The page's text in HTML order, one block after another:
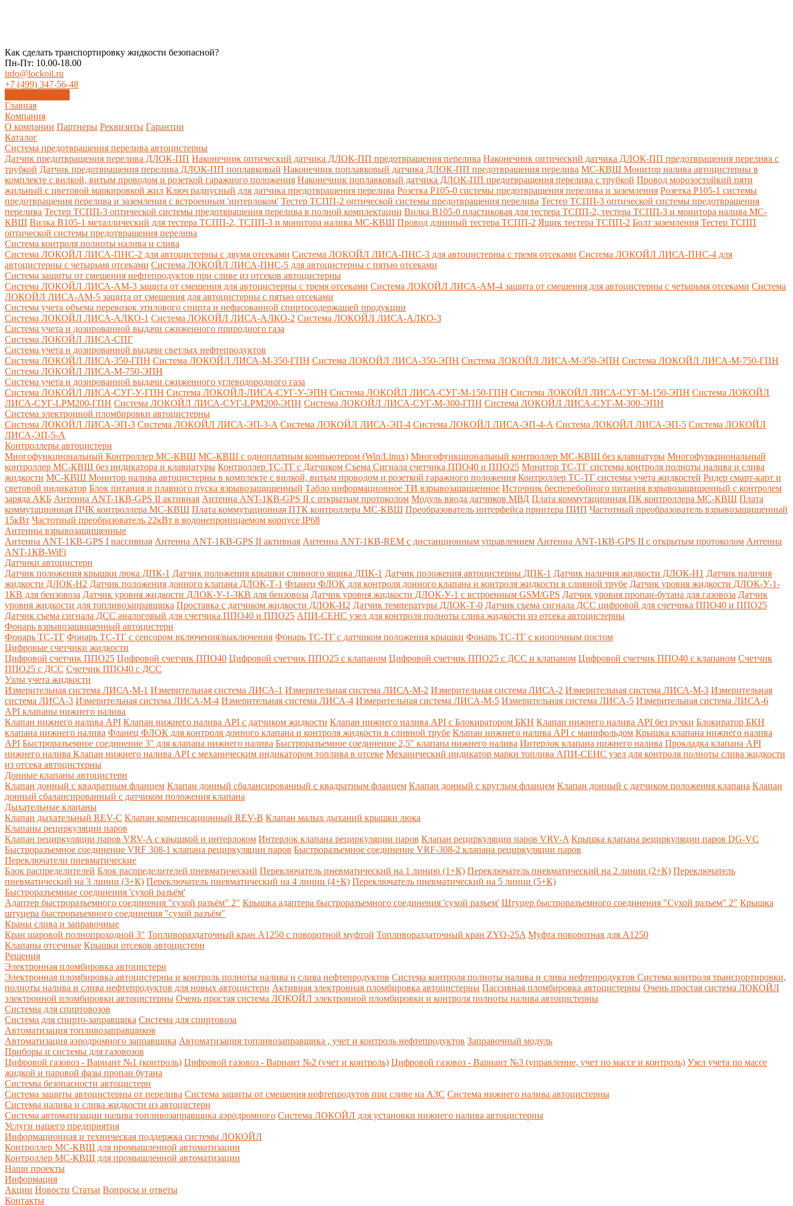
Как сделать транспортировку жидкости безопасной?
Пн-Пт: 10.00-18.00
info@lockoil.ru
+7 (499) 347-56-48
Главная
Компания
О компании Партнеры Реквизиты Гарантии
Каталог
Система предотвращения перелива автоцистерны
Датчик предотвращения перелива ДЛОК-ПП Наконечник оптический датчика ДЛОК-ПП предотвращения перелива Наконечник оптический датчика ДЛОК-ПП предотвращения перелива с
трубкой Датчик предотвращения перелива ДЛОК-ПП поплавковый Наконечник поплавковый датчика ДЛОК-ПП предотвращения перелива МС-КВШ Монитор налива автоцистерны в
комплекте с вилкой, витым проводом и розеткой гаражного положения Наконечник поплавковый датчика ДЛОК-ПП предотвращения перелива с трубкой Провод морозостойкий пяти
жильный с цветовой маркировкой жил Ключ радиусный для датчика предотвращения перелива Розетка Р105-0 системы предотвращения перелива и заземления Розетка Р105-1 системы
предотвращения перелива и заземления с встроенным 'интерлоком' Тестер ТСПП-2 оптической системы предотвращения перелива Тестер ТСПП-3 оптической системы предотвращения
перелива Тестер ТСПП-3 оптической системы предотвращения перелива в полной комплектации Вилка В105-0 пластиковая для тестера ТСПП-2, тестера ТСПП-3 и монитора налива МС-
КВШ Вилка В105-1 металлический для тестера ТСПП-2, ТСПП-3 и монитора налива МС-КВШ Провод длинный тестера ТСПП-2 Ящик тестера ТСПП-2 Болт заземления Тестер ТСПП
оптической системы предотвращения перелива
Cистема контроля полноты налива и слива
Система ЛОКОЙЛ ЛИСА-ПНС-2 для автоцистерны с двумя отсеками Система ЛОКОЙЛ ЛИСА-ПНС-3 для автоцистерны с тремя отсеками Система ЛОКОЙЛ ЛИСА-ПНС-4 для
автоцистерны с четырьмя отсеками Система ЛОКОЙЛ ЛИСА-ПНС-5 для автоцистерны с пятью отсеками
Система защиты от смешения нефтепродуктов при сливе из отсеков автоцистерны
Система ЛОКОЙЛ ЛИСА-AM-3 защита от смешения для автоцистерны с тремя отсеками Система ЛОКОЙЛ ЛИСА-AM-4 защита от смешения для автоцистерны с четырьмя отсеками Система
ЛОКОЙЛ ЛИСА-AM-5 защита от смешения для автоцистерны с пятью отсеками
Система учета объема перевозок этилового спирта и нефасованной спиртосодержащей продукции
Система ЛОКОЙЛ ЛИСА-AЛКО-1 Система ЛОКОЙЛ ЛИСА-АЛКО-2 Система ЛОКОЙЛ ЛИСА-АЛКО-3
Система учета и дозированной выдачи сжиженного природного газа
Система ЛОКОЙЛ ЛИСА-СПГ
Система учета и дозированной выдачи светлых нефтепродуктов
Система ЛОКОЙЛ ЛИСА-350-ГПН Система ЛОКОЙЛ ЛИСА-М-350-ГПН Система ЛОКОЙЛ ЛИСА-350-ЭПН Система ЛОКОЙЛ ЛИСА-М-350-ЭПН Система ЛОКОЙЛ ЛИСА-М-750-ГПН
Система ЛОКОЙЛ ЛИСА-М-750-ЭПН
Система учета и дозированной выдачи сжиженного углеводородного газа
Система ЛОКОЙЛ ЛИСА-СУГ-У-ГПН Система ЛОКОЙЛ-ЛИСА-СУГ-У-ЭПН Система ЛОКОЙЛ ЛИСА-СУГ-М-150-ГПН Система ЛОКОЙЛ ЛИСА-СУГ-М-150-ЭПН Система ЛОКОЙЛ
ЛИСА-СУГ-LPM200-ГПН Система ЛОКОЙЛ ЛИСА-СУГ-LPM200-ЭПН Система ЛОКОЙЛ ЛИСА-СУГ-М-300-ГПН Система ЛОКОЙЛ ЛИСА-СУГ-М-300-ЭПН
Система электронной пломбировки автоцистерны
Система ЛОКОЙЛ ЛИСА-ЭП-3 Система ЛОКОЙЛ ЛИСА-ЭП-3-А Система ЛОКОЙЛ ЛИСА-ЭП-4 Система ЛОКОЙЛ ЛИСА-ЭП-4-А Система ЛОКОЙЛ ЛИСА-ЭП-5 Система ЛОКОЙЛ
ЛИСА-ЭП-5-А
Контроллеры автоцистерн
Многофункциональный Контроллер МС-КВШ МС-КВШ с одноплатным компьютером (Win/Linux) Многофункциональный контроллер МС-КВШ без клавиатуры Многофункциональный
контроллер МС-КВШ без индикатора и клавиатуры Контроллер ТС-ТГ с Датчиком Съема Сигнала счетчика ППО40 и ППО25 Монитор ТС-ТГ системы контроля полноты налива и слива
жидкости МС-КВШ Монитор налива автоцистерны в комплекте с вилкой, витым проводом и розеткой гаражного положения Контроллер ТС-ТГ системы учета жидкостей Ридер смарт-карт и
световой индикатор Блок питания и плавного пуска взрывозащищенный Табло информационное ТИ взрывозащищенное Источник бесперебойного питания взрывозащищенный с контролем
заряда АКБ Антенна ANT-1КВ-GPS II активная Антенна ANT-1КВ-GPS II с открытым протоколом Модуль ввода датчиков МВД Плата коммутационная ПК контроллера МС-КВШ Плата
коммутационная ПЧК контроллера МС-КВШ Плата коммутационная ПТК контроллера МС-КВШ Преобразователь интерфейса принтера ПИП Частотный преобразователь взрывозащищенный
15кВт Частотный преобразователь 22кВт в водонепроницаемом корпусе IP68
Антенны взрывозащищенные
Антенна ANT-1КВ-GPS I пассивная Антенна ANT-1КВ-GPS II активная Антенна ANT-1КВ-REM c дистанционным управлением Антенна ANT-1КВ-GPS II с открытым протоколом Антенна
ANT-1КВ-WiFi
Датчики автоцистерн
Датчик положения крышки люка ДПК-1 Датчик положения крышки сливного ящика ДПК-1 Датчик положения автоцистерны ДПК-1 Датчик наличия жидкости ДЛОК-Н1 Датчик наличия
жидкости ДЛОК-Н2 Датчик положения донного клапана ДЛОК-Т-1 Фланец ФЛОК для контроля донного клапана и контроля жидкости в сливной трубе Датчик уровня жидкости ДЛОК-У-1-
1КВ для бензовоза Датчик уровня жидкости ДЛОК-У-1-3КВ для бензовоза Датчик уровня жидкости ДЛОК-У-1 с встроенным GSM/GPS Датчик уровня пропан-бутана для газовоза Датчик
уровня жидкости для топливозаправщика Проставка с датчиком жидкости ДЛОК-Н2 Датчик температуры ДЛОК-Т-0 Датчик съема сигнала ДСС цифровой для счетчика ППО40 и ППО25
Датчик съема сигнала ДСС аналоговый для счетчика ППО40 и ППО25 АПИ-СЕНС узел для контроля полноты слива жидкости из отсека автоцистерны
Фонарь взрывозащищенный автоцистерн
Фонарь ТС-ТГ Фонарь ТС-ТГ с сенсором включения/выключения Фонарь ТС-ТГ с датчиком положения крышки Фонарь ТС-ТГ с кнопочным постом
Цифровые счетчики жидкости
Цифровой счетчик ППО25 Цифровой счетчик ППО40 Цифровой счетчик ППО25 с клапаном Цифровой счетчик ППО25 с ДСС и клапаном Цифровой счетчик ППО40 с клапаном Счетчик
ППО25 с ДСС Счетчик ППО40 с ДСС
Узлы учета жидкости
Измерительная система ЛИСА-М-1 Измерительная система ЛИСА-1 Измерительная система ЛИСА-М-2 Измерительная система ЛИСА-2 Измерительная система ЛИСА-М-3 Измерительная
система ЛИСА-3 Измерительная система ЛИСА-М-4 Измерительная система ЛИСА-4 Измерительная система ЛИСА-М-5 Измерительная система ЛИСА-5 Измерительная система ЛИСА-6
API клапаны нижнего налива
Клапан нижнего налива API Клапан нижнего налива API с датчиком жидкости Клапан нижнего налива API с Блокиратором БКН Клапан нижнего налива API без ручки Блокиратор БКН
клапана нижнего налива Фланец ФЛОК для контроля донного клапана и контроля жидкости в сливной трубе Клапан нижнего налива API с манифольдом Крышка клапана нижнего налива
API Быстроразъемное соединение 3" для клапана нижнего налива Быстроразъемное соединение 2,5" клапана нижнего налива Интерлок клапана нижнего налива Прокладка клапана API
нижнего налива Клапан нижнего налива API с механическим индикатором топлива в отсеке Механический индикатор марки топлива АПИ-СЕНС узел для контроля полноты слива жидкости
из отсека автоцистерны
Донные клапаны автоцистерн
Клапан донный с квадратным фланцем Клапан донный сбалансированный с квадратным фланцем Клапан донный с круглым фланцем Клапан донный с датчиком положения клапана Клапан
донный сбалансированный с датчиком положения клапана
Дыхательные клапаны
Клапан дыхательный REV-C Клапан компенсационный REV-B Клапан малых дыханий крышки люка
Клапаны рециркуляции паров
Клапан рециркуляции паров VRV-A с крышкой и интерлоком Интерлок клапана рециркуляции паров Клапан рециркуляции паров VRV-A Крышка клапана рециркуляции паров DG-VC
Быстроразъемное соединение VRF 308-1 клапана рециркуляции паров Быстроразъемное соединение VRF-308-2 клапана рециркуляции паров
Переключатели пневматические
Блок распределителей Блок распределителей пневматический Переключатель пневматический на 1 линию (1+К) Переключатель пневматический на 2 линии (2+К) Переключатель
пневматический на 3 линии (3+К) Переключатель пневматический на 4 линии (4+К) Переключатель пневматический на 5 линии (5+К)
Быстроразъемные соединения 'сухой разъём'
Адаптер быстроразъемного соединения "сухой разъём" 2" Крышка адаптера быстроразъемного соединения 'сухой разъем' Штуцер быстроразъемного соединения "Сухой разъем" 2" Крышка
штуцера быстрораъемного соединения "сухой разъём"
Краны слива и заправочные
Кран шаровой полнопроходной 3" Топливораздаточный кран A1250 с поворотной муфтой Топливораздаточный кран ZYQ-25A Муфта поворотная для А1250
Клапаны отсечные Крышки отсеков автоцистерн
Решения
Электронная пломбировка автоцистерн
Электронная пломбировка автоцистерны и контроль полноты налива и слива нефтепродуктов Система контроля полноты налива и слива нефтепродуктов Система контроля транспортировки,
полноты налива и слива нефтепродуктов для новых автоцистерн Активная электронная пломбировка автоцистерны Пассивная пломбировка автоцистерны Очень простая система ЛОКОЙЛ
электронной пломбировки автоцистерны Очень простая система ЛОКОЙЛ электронной пломбировки и контроля полноты налива автоцистерны
Системы для спиртовозов
Система для спирто-заправщика Система для спиртовоза
Автоматизация топливозаправщиков
Автоматизация аэродромного заправщика Автоматизация топливозаправщика , учет и контроль нефтепродуктов Заправочный модуль
Приборы и системы для газовозов
Цифровой газовоз - Вариант №1 (контроль) Цифровой газовоз - Вариант №2 (учет и контроль) Цифровой газовоз - Вариант №3 (управление, учет по массе и контроль) Узел учета по массе
жидкой и паровой фазы пропан бутана
Системы безопасности автоцистерн
Система защиты автоцистерны от перелива Система защиты от смешения нефтепродутов при сливе на АЗС Система нижнего налива автоцистерны
Системы налива и слива жидкости из автоцистерн
Система автоматизации налива топливозаправщика аэродромного Система ЛОКОЙЛ для установки нижнего налива автоцистерны
Услуги нашего предприятия
Информационная и техническая поддержка системы ЛОКОЙЛ
Контроллер МС-КВШ для промышленной автоматизации
Контроллер МС-КВШ для промышленной автоматизации
Наши проекты
Информация
Акции Новости Статьи Вопросы и ответы
Контакты